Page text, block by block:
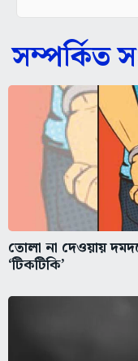
সম্পর্কিত
তোলা না দেওয়ায়
‘টিকটিকি’